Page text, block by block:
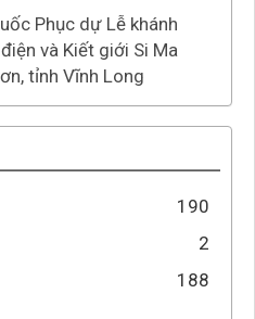
Phục dự Lễ khánh
và Kiết giới Si Ma
tỉnh Vĩnh Long
190
2
188